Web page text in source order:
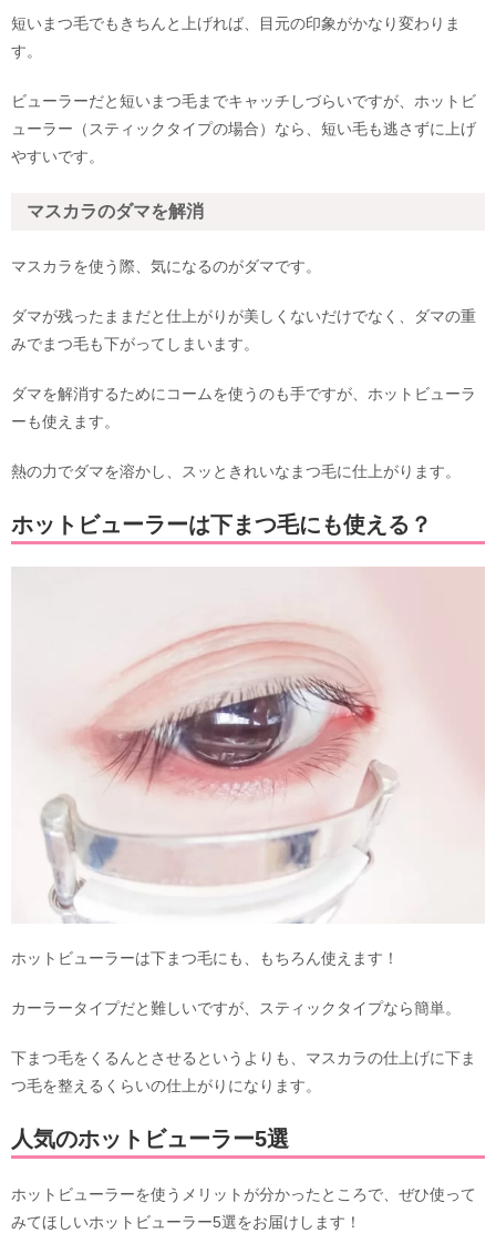
短いまつ毛でもきちんと上げれば、目元の印象がかなり変わりま
す。
ビューラーだと短いまつ毛までキャッチしづらいですが、ホットビ
ューラー（スティックタイプの場合）なら、短い毛も逃さずに上げ
やすいです。
マスカラのダマを解消
マスカラを使う際、気になるのがダマです。
ダマが残ったままだと仕上がりが美しくないだけでなく、ダマの重
みでまつ毛も下がってしまいます。
ダマを解消するためにコームを使うのも手ですが、ホットビューラ
ーも使えます。
熱の力でダマを溶かし、スッときれいなまつ毛に仕上がります。
ホットビューラーは下まつ毛にも使える？
ホットビューラーは下まつ毛にも、もちろん使えます！
カーラータイプだと難しいですが、スティックタイプなら簡単。
下まつ毛をくるんとさせるというよりも、マスカラの仕上げに下ま
つ毛を整えるくらいの仕上がりになります。
人気のホットビューラー5選
ホットビューラーを使うメリットが分かったところで、ぜひ使って
みてほしいホットビューラー5選をお届けします！